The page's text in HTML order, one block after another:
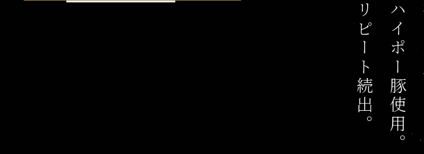
ハイポー豚使用。
リピート続出。